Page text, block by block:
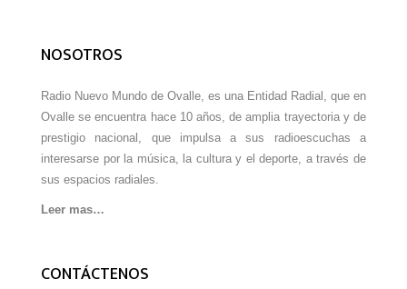
NOSOTROS
Radio Nuevo Mundo de Ovalle, es una Entidad Radial, que en
Ovalle se encuentra hace 10 años, de amplia trayectoria y de
prestigio nacional, que impulsa a sus radioescuchas a
interesarse por la música, la cultura y el deporte, a través de
sus espacios radiales.
Leer mas…
CONTÁCTENOS